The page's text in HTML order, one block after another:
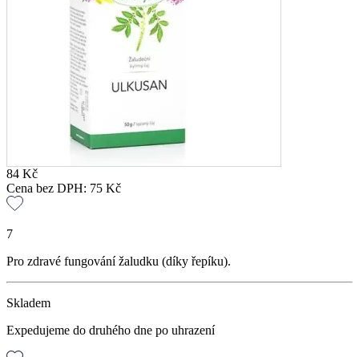
84 Kč
Cena bez DPH: 75 Kč
7
Pro zdravé fungování žaludku (díky řepíku).
Skladem
Expedujeme do druhého dne po uhrazení